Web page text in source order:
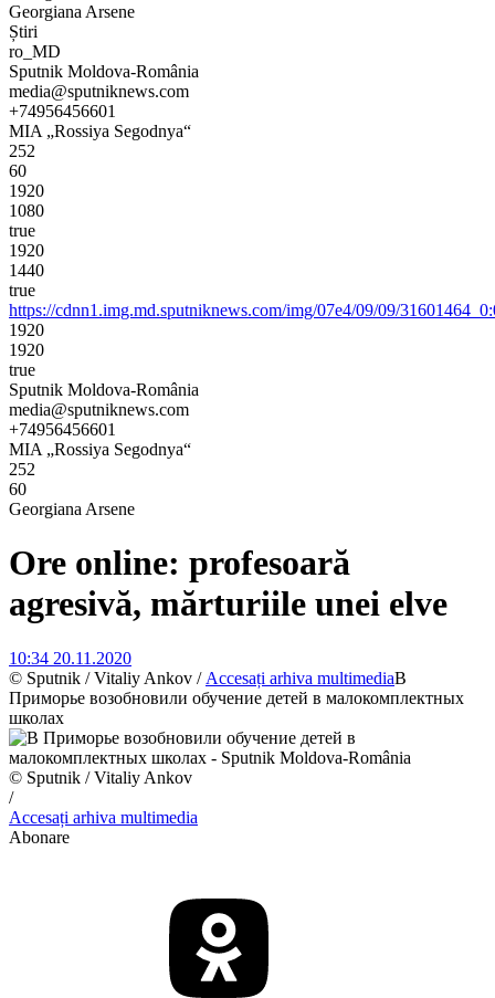
Georgiana Arsene
Știri
ro_MD
Sputnik Moldova-România
media@sputniknews.com
+74956456601
MIA „Rossiya Segodnya“
252
60
1920
1080
true
1920
1440
true
https://cdnn1.img.md.sputniknews.com/img/07e4/09/09/
1920
1920
true
Sputnik Moldova-România
media@sputniknews.com
+74956456601
MIA „Rossiya Segodnya“
252
60
Georgiana Arsene
Ore online: profesoară
agresivă, mărturiile unei elve
10:34 20.11.2020
© Sputnik / Vitaliy Ankov / Accesați arhiva multimediaВ
Приморье возобновили обучение детей в малокомплектных
школах
© Sputnik / Vitaliy Ankov
/
Accesați arhiva multimedia
Abonare